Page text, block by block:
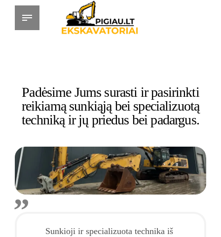
Padėsime Jums surasti ir pasirinkti
reikiamą sunkiąją bei specializuotą
techniką ir jų priedus bei padargus.
Sunkioji ir specializuota technika iš